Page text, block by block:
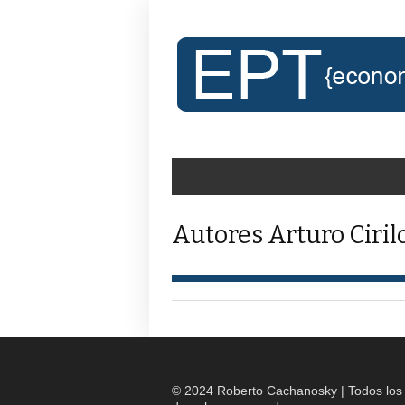
Autores Arturo
© 2024 Roberto Cachanosky | Todos los